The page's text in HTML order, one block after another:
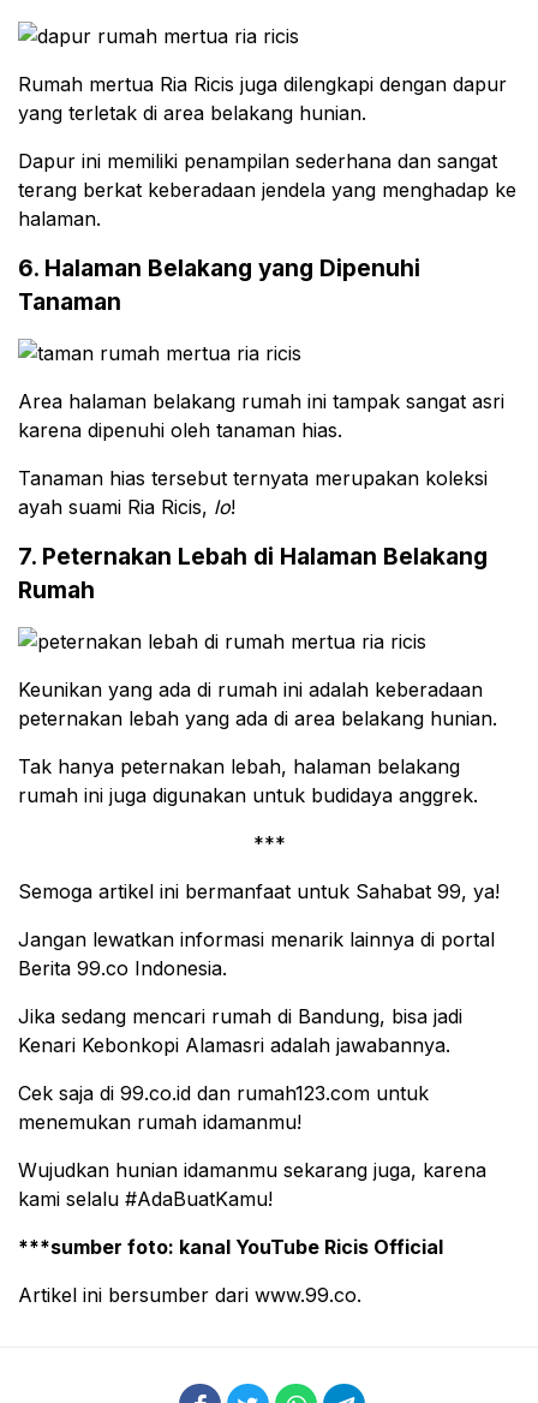
Rumah mertua Ria Ricis juga dilengkapi dengan dapur
yang terletak di area belakang hunian.
Dapur ini memiliki penampilan sederhana dan sangat
terang berkat keberadaan jendela yang menghadap ke
halaman.
6. Halaman Belakang yang Dipenuhi
Tanaman
Area halaman belakang rumah ini tampak sangat asri
karena dipenuhi oleh tanaman hias.
Tanaman hias tersebut ternyata merupakan koleksi
ayah suami Ria Ricis, lo!
7. Peternakan Lebah di Halaman Belakang
Rumah
Keunikan yang ada di rumah ini adalah keberadaan
peternakan lebah yang ada di area belakang hunian.
Tak hanya peternakan lebah, halaman belakang
rumah ini juga digunakan untuk budidaya anggrek.
***
Semoga artikel ini bermanfaat untuk Sahabat 99, ya!
Jangan lewatkan informasi menarik lainnya di portal
Berita 99.co Indonesia.
Jika sedang mencari rumah di Bandung, bisa jadi
Kenari Kebonkopi Alamasri adalah jawabannya.
Cek saja di 99.co.id dan rumah123.com untuk
menemukan rumah idamanmu!
Wujudkan hunian idamanmu sekarang juga, karena
kami selalu #AdaBuatKamu!
***sumber foto: kanal YouTube Ricis Official
Artikel ini bersumber dari www.99.co.